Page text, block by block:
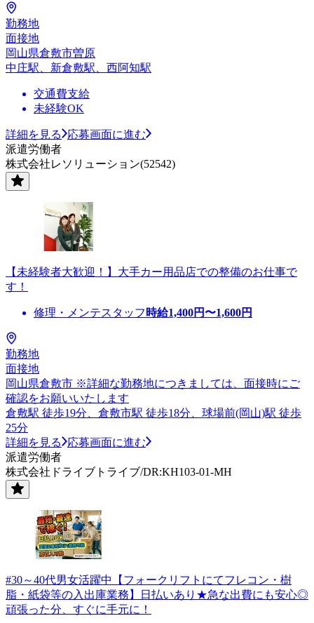
勤務地
面接地
岡山県倉敷市曽原
中庄駅、新倉敷駅、西阿知駅
交通費支給
未経験OK
詳細を見る
応募画面に進む
派遣労働者
株式会社レソリューション(52542)
【未経験者大歓迎！】大手カー用品店での整備のお仕事で
す！
修理・メンテスタッフ 時給1,400円〜1,600円
勤務地
面接地
岡山県倉敷市 ※詳細な勤務地につきましては、面接時にご
確認をお願いいたします
倉敷駅 徒歩19分、倉敷市駅 徒歩18分、球場前(岡山)駅 徒歩
25分
詳細を見る
応募画面に進む
派遣労働者
株式会社ドライブトライブ/DR:KH103-01-MH
#30～40代男女活躍中【フォークリフトにてフレコン・樹
脂・紙袋等の入出庫業務】日払いあり★急な出費にも安心◎
頑張った分、すぐに手元に！